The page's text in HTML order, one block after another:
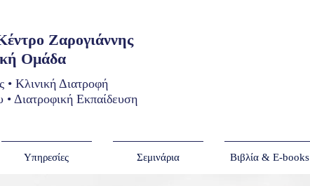
Ζαρογιάννης
Ομάδα
• Κλινική Διατροφή
Διατροφική Εκπαίδευση
Υπηρεσίες Σεμινάρια Βιβλία & E-books